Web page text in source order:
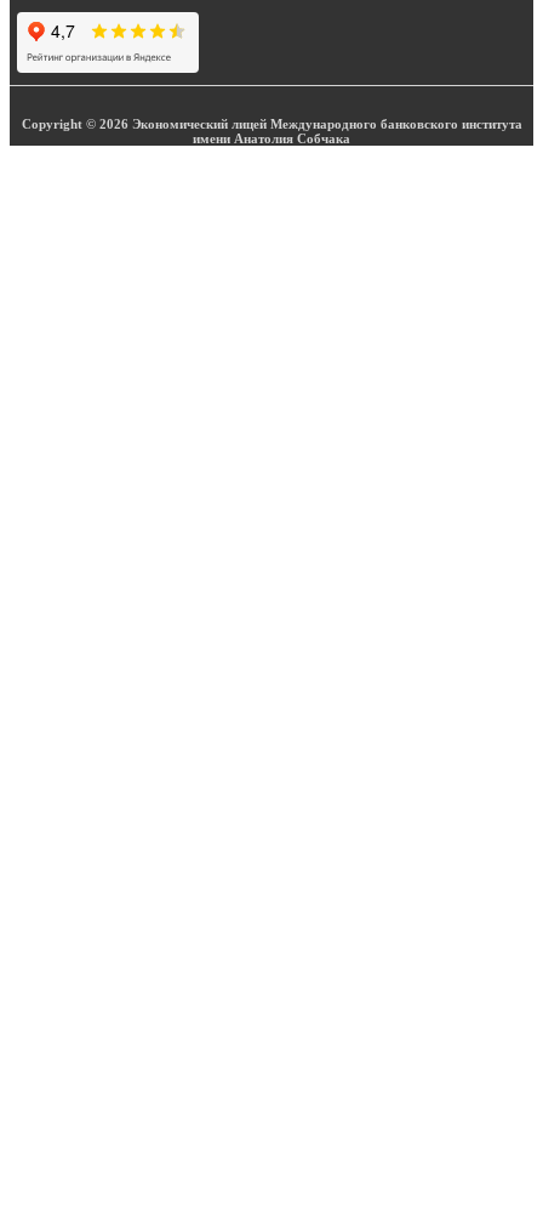
Copyright © 2026 Экономический лицей Международного банковского института
имени Анатолия Собчака